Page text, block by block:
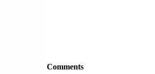
Comments